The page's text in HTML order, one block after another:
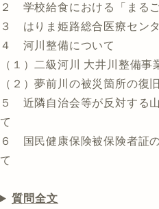
２ 学校給食における「まる
３ はりま姫路総合医療セン
４ 河川整備について
（１）二級河川 大井川整備事
（２）夢前川の被災箇所の復
５ 近隣自治会等が反対する
て
６ 国民健康保険被保険者証
て
質問全文